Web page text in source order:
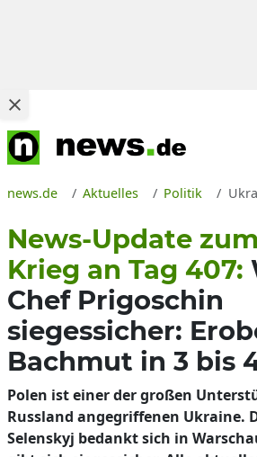
news.de Aktuelles Politik
News-Update
Krieg an Tag 407:
Chef Prigoschin
siegessicher:
Bachmut in 3 bis
Polen ist einer der großen
Russland angegriffenen Ukraine.
Selenskyj bedankt sich in